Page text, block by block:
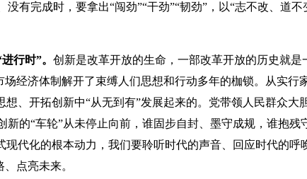
有完成时，要拿出“闯劲”“干劲”“韧劲”，以“志不改、道不
行时”。 创新是改革开放的生命，一部改革开放的历史就是
经济体制解开了束缚人们思想和行动多年的枷锁。从实行
、开拓创新中“从无到有”发展起来的。党带领人民群众大
的“车轮”从未停止向前，谁固步自封、墨守成规，谁抱残
代化的根本动力，我们要聆听时代的声音、回应时代的呼
点亮未来。